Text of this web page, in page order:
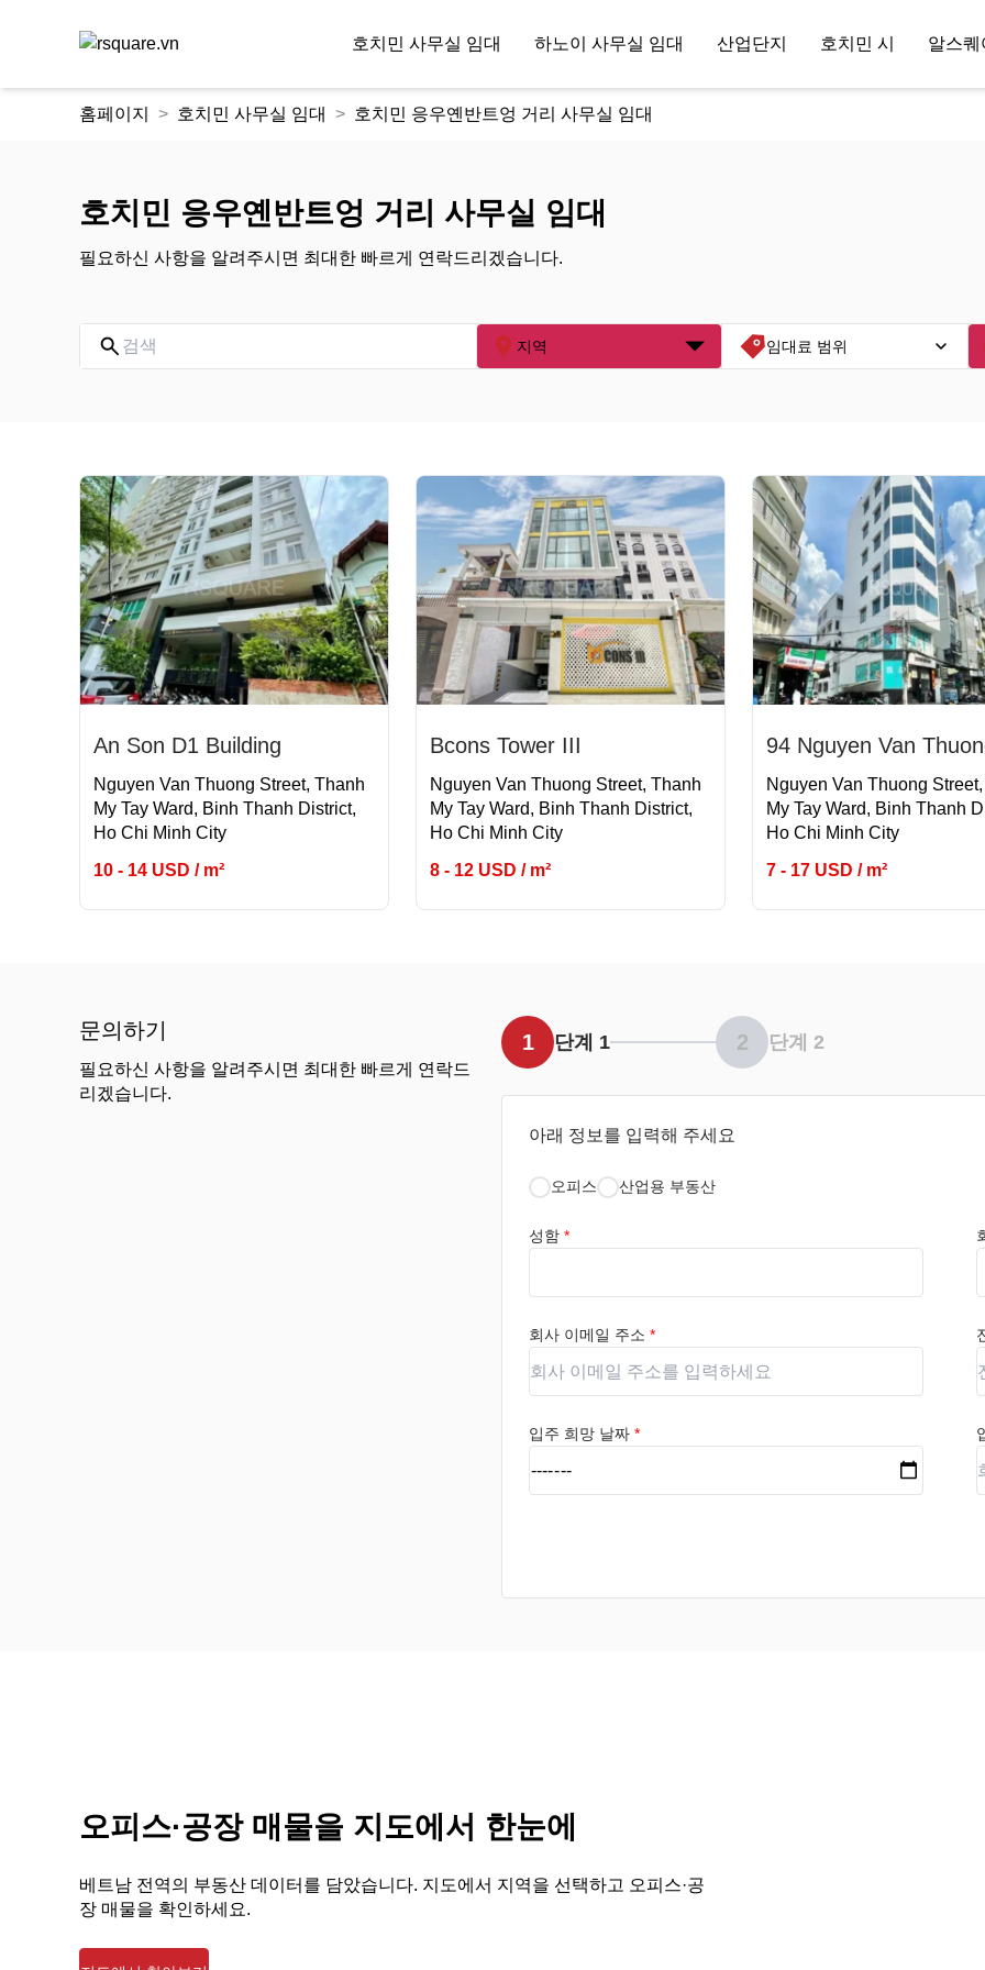
호치민 사무실 임대 하노이 사무실 임대 산업단지 호치민 시 알스퀘
홈페이지 호치민 사무실 임대 호치민 응우옌반트엉 거리 사무실 임대
호치민 응우옌반트엉 거리 사무실 임대
필요하신 사항을 알려주시면 최대한 빠르게 연락드리겠습니다.
지역 임대료 범위
An Son D1 Building
Nguyen Van Thuong Street, Thanh
My Tay Ward, Binh Thanh District,
Ho Chi Minh City
10 - 14 USD / m²
Bcons Tower III
Nguyen Van Thuong Street, Thanh
My Tay Ward, Binh Thanh District,
Ho Chi Minh City
8 - 12 USD / m²
94 Nguyen Van
Nguyen Van Thuong
My Tay Ward, Binh Thanh
Ho Chi Minh City
7 - 17 USD / m²
문의하기
필요하신 사항을 알려주시면 최대한 빠르게 연락드
리겠습니다.
1 단계 1 2 단계 2
아래 정보를 입력해 주세요
오피스 산업용 부동산
성함 *
회사 이메일 주소 *
입주 희망 날짜 *
오피스·공장 매물을 지도에서 한눈에
베트남 전역의 부동산 데이터를 담았습니다. 지도에서 지역을 선택하고 오피스·공
장 매물을 확인하세요.